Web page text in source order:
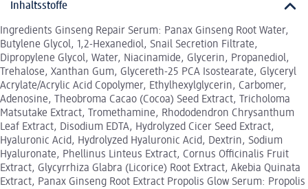
Inhaltsstoffe
Ingredients Ginseng Repair Serum: Panax Ginseng Root Water,
Butylene Glycol, 1,2-Hexanediol, Snail Secretion Filtrate,
Dipropylene Glycol, Water, Niacinamide, Glycerin, Propanediol,
Trehalose, Xanthan Gum, Glycereth-25 PCA Isostearate, Glyceryl
Acrylate/Acrylic Acid Copolymer, Ethylhexylglycerin, Carbomer,
Adenosine, Theobroma Cacao (Cocoa) Seed Extract, Tricholoma
Matsutake Extract, Tromethamine, Rhododendron Chrysanthum
Leaf Extract, Disodium EDTA, Hydrolyzed Cicer Seed Extract,
Hyaluronic Acid, Hydrolyzed Hyaluronic Acid, Dextrin, Sodium
Hyaluronate, Phellinus Linteus Extract, Cornus Officinalis Fruit
Extract, Glycyrrhiza Glabra (Licorice) Root Extract, Akebia Quinata
Extract, Panax Ginseng Root Extract Propolis Glow Serum: Propolis